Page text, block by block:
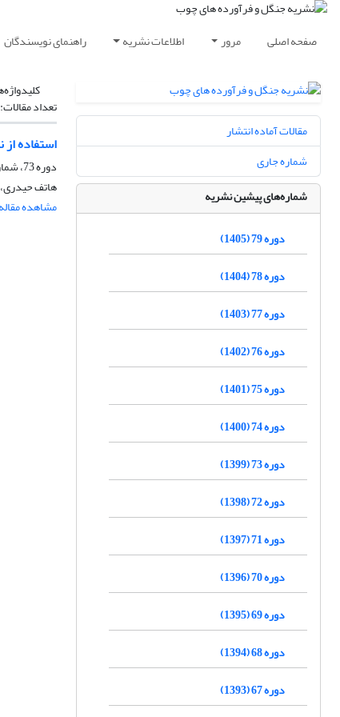
صفحه اصلی مرور اطلاعات نشریه راهنمای نویسندگان
تعداد مقالات:
استفاده
دوره 73، شماره 2، تابستان 1399، صفحه
هاتف
مشاهده مقاله
مقالات آماده انتشار
شماره جاری
شماره‌های پیشین نشریه
دوره 79 (1405)
دوره 78 (1404)
دوره 77 (1403)
دوره 76 (1402)
دوره 75 (1401)
دوره 74 (1400)
دوره 73 (1399)
دوره 72 (1398)
دوره 71 (1397)
دوره 70 (1396)
دوره 69 (1395)
دوره 68 (1394)
دوره 67 (1393)